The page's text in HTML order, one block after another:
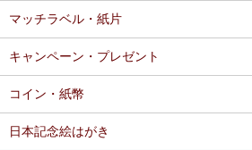
マッチラベル・紙片
キャンペーン・プレゼント
コイン・紙幣
日本記念絵はがき